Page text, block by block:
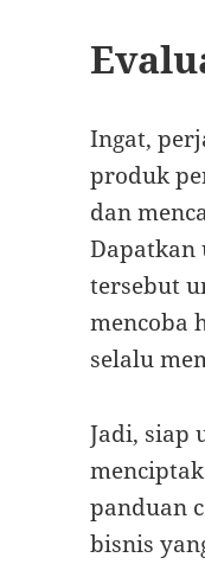
Ingat,
produk
dan
Dapatkan
tersebut
mencoba
selalu
Jadi, siap
panduan
bisnis